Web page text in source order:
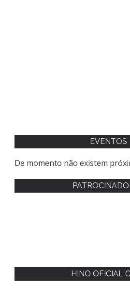
EVENTOS
De momento não existem
HINO OFICIAL